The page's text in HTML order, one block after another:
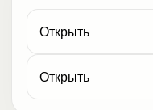
Открыть
Открыть